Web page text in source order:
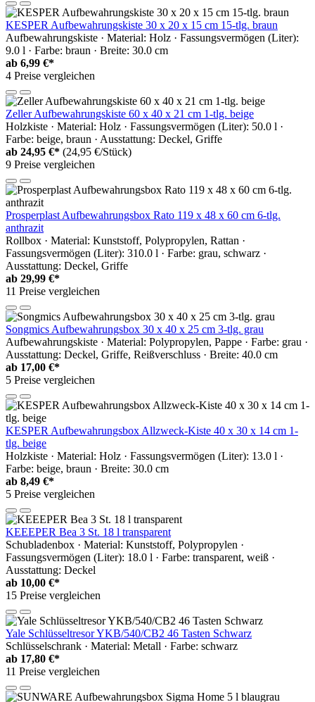
KESPER Aufbewahrungskiste 30 x 20 x 15 cm 15-tlg. braun
Aufbewahrungskiste · Material: Holz · Fassungsvermögen (Liter):
9.0 l · Farbe: braun · Breite: 30.0 cm
ab 6,99 €*
4 Preise vergleichen
Zeller Aufbewahrungskiste 60 x 40 x 21 cm 1-tlg. beige
Holzkiste · Material: Holz · Fassungsvermögen (Liter): 50.0 l ·
Farbe: beige, braun · Ausstattung: Deckel, Griffe
ab 24,95 €* (24,95 €/Stück)
9 Preise vergleichen
Prosperplast Aufbewahrungsbox Rato 119 x 48 x 60 cm 6-tlg.
anthrazit
Rollbox · Material: Kunststoff, Polypropylen, Rattan ·
Fassungsvermögen (Liter): 310.0 l · Farbe: grau, schwarz ·
Ausstattung: Deckel, Griffe
ab 29,99 €*
11 Preise vergleichen
Songmics Aufbewahrungsbox 30 x 40 x 25 cm 3-tlg. grau
Aufbewahrungskiste · Material: Polypropylen, Pappe · Farbe: grau ·
Ausstattung: Deckel, Griffe, Reißverschluss · Breite: 40.0 cm
ab 17,00 €*
5 Preise vergleichen
KESPER Aufbewahrungsbox Allzweck-Kiste 40 x 30 x 14 cm 1-
tlg. beige
Holzkiste · Material: Holz · Fassungsvermögen (Liter): 13.0 l ·
Farbe: beige, braun · Breite: 30.0 cm
ab 8,49 €*
5 Preise vergleichen
KEEEPER Bea 3 St. 18 l transparent
Schubladenbox · Material: Kunststoff, Polypropylen ·
Fassungsvermögen (Liter): 18.0 l · Farbe: transparent, weiß ·
Ausstattung: Deckel
ab 10,00 €*
15 Preise vergleichen
Yale Schlüsseltresor YKB/540/CB2 46 Tasten Schwarz
Schlüsselschrank · Material: Metall · Farbe: schwarz
ab 17,80 €*
11 Preise vergleichen